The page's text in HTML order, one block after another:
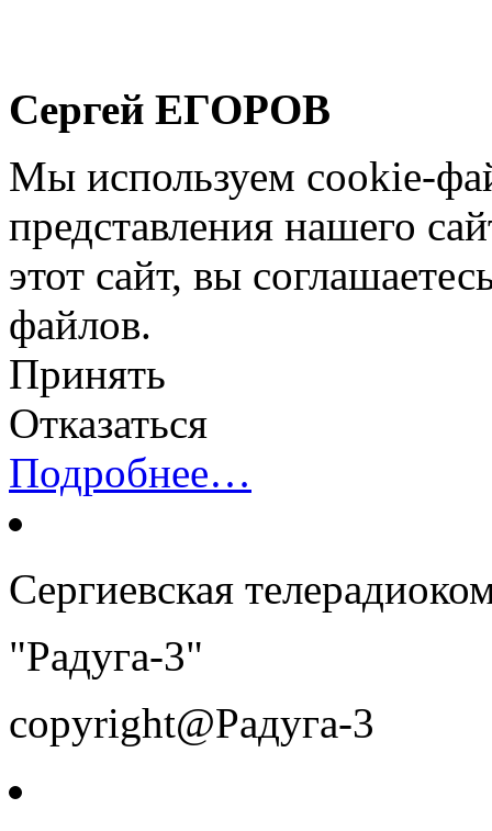
Сергей ЕГОРОВ
Мы используем cookie-
представления нашего
этот сайт, вы
файлов.
Принять
Отказаться
Подробнее…
Сергиевская
"Радуга-3"
copyright@Радуга-3